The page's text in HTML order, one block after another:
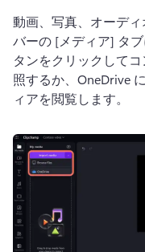
動画、写真、オーデ
バーの [メディア] タ
タンをクリックして
照するか、OneDrive
ィアを閲覧します。